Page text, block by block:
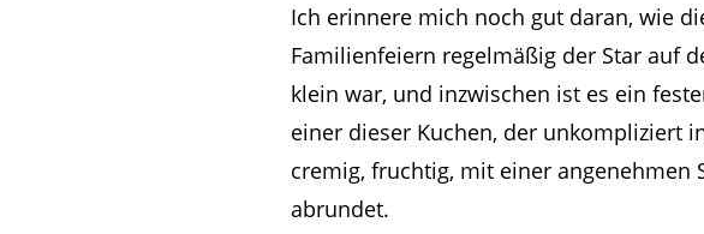
Ich erinnere mich noch gut daran, wie
Familienfeiern regelmäßig der Star auf
klein war, und inzwischen ist es ein
einer dieser Kuchen, der unkompliziert
cremig, fruchtig, mit einer angenehmen
abrundet.